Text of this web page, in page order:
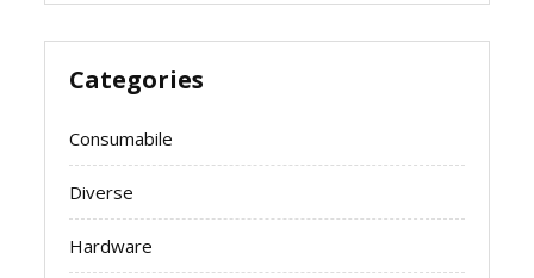
Categories
Consumabile
Diverse
Hardware